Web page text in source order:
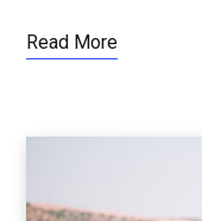
Read More